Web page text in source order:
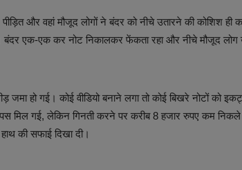
और वहां मौजूद लोगों ने बंदर को नीचे उतारने की कोशिश ही
बंदर एक-एक कर नोट निकालकर फेंकता रहा और नीचे मौजूद
हो गई। कोई वीडियो बनाने लगा तो कोई बिखरे नोटों को
मिल गई, लेकिन गिनती करने पर करीब 8 हजार रुपए कम
की सफाई दिखा दी।